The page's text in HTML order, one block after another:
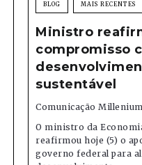
BLOG MAIS RECENTES
Ministro
compromisso
sustentável
Comunicação Millenium
O ministro da
reafirmou hoje (5) o
governo federal para